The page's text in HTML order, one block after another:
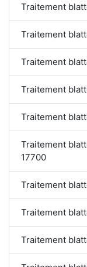
Traitement
Traitement
Traitement
Traitement
Traitement
Traitement
17700
Traitement
Traitement
Traitement